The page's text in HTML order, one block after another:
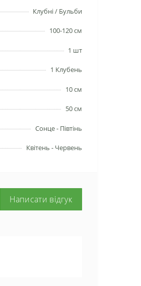
Клубні / Бульби
100-120 см
1 шт
1 Клубень
10 см
50 см
Сонце - Півтінь
Квітень - Червень
Написати відгук